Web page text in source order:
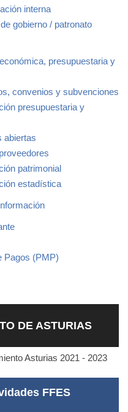
interna
gobierno / patronato
presupuestaria y
convenios y subvenciones
presupuestaria y
abiertas
patrimonial
estadística
Pagos (PMP)
DE ASTURIAS
Asturias 2021 - 2023
FFES